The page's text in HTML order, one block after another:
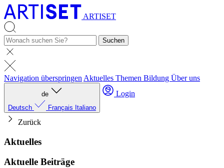
ARTISET
Suchen
Navigation überspringen Aktuelles Themen Bildung Über uns
de
Deutsch
Français Italiano
Login
Zurück
Aktuelles
Aktuelle Beiträge